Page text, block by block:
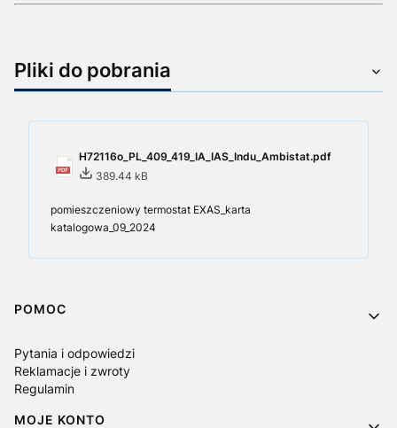
Pliki do pobrania
H72116o_PL_409_419_IA_IAS_Indu_Ambistat.pdf
389.44 kB
pomieszczeniowy termostat EXAS_karta
katalogowa_09_2024
Linki w stopce
POMOC
Pytania i odpowiedzi
Reklamacje i zwroty
Regulamin
MOJE KONTO